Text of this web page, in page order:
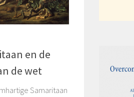
en de
de wet
Samaritaan